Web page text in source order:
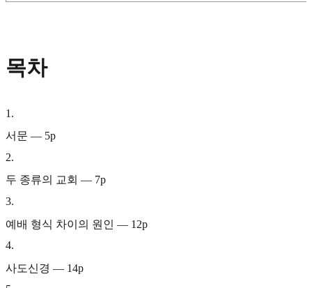
목차
1 .
서문 — 5p
2.
두 종류의 교회 — 7p
3.
예배 형식 차이의 원인 — 12p
4.
사도신경 — 14p